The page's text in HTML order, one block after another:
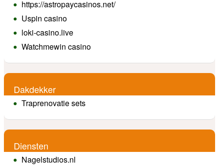
https://astropaycasinos.net/
Uspin casino
loki-casino.live
Watchmewin casino
Dakdekker
Traprenovatie sets
Diensten
Nagelstudios.nl